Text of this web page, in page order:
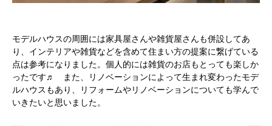
モデルハウスの周囲には家具屋さんや雑貨屋さんも併設してあ
り、インテリアや雑貨などを含めて住まい方の提案に繋げている
点は参考になりました。個人的には雑貨のお店もとっても楽しか
ったです♬ また、リノベーションによって生まれ変わったモデ
ルハウスもあり、リフォームやリノベーションについても学んで
いきたいと思いました。